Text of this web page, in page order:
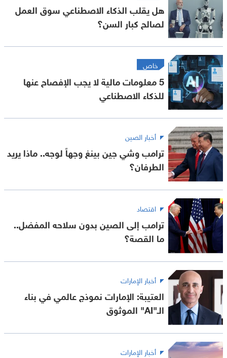
هل يقلب الذكاء الاصطناعي سوق العمل
لصالح كبار السن؟
خاص
5 معلومات مالية لا يجب الإفصاح عنها
للذكاء الاصطناعي
أخبار الصين
ترامب وشي جين بينغ وجهاً لوجه.. ماذا يريد
الطرفان؟
اقتصاد
ترامب إلى الصين بدون سلاحه المفضل..
ما القصة؟
أخبار الإمارات
العتيبة: الإمارات نموذج عالمي في بناء
الـ"AI" الموثوق
أخبار الإمارات